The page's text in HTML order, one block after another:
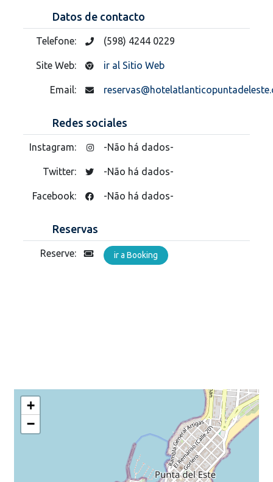
Datos de contacto
Telefone: (598) 4244 0229
Site Web: ir al Sitio Web
Email:
Redes sociales
Instagram: -Não há dados-
Twitter: -Não há dados-
Facebook: -Não há dados-
Reservas
Reserve: ir a Booking
+
−